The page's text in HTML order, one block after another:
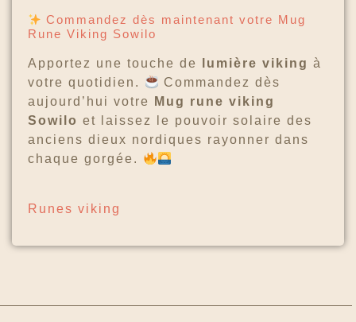
Commandez dès maintenant votre Mug
Rune Viking Sowilo
Apportez une touche de lumière viking à
votre quotidien.
Commandez dès
aujourd’hui votre
Mug rune viking
Sowilo et laissez le pouvoir solaire des
anciens dieux nordiques rayonner dans
chaque gorgée.
Runes viking